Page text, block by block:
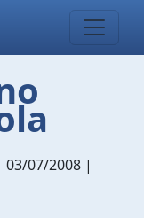
03/07/2008 |